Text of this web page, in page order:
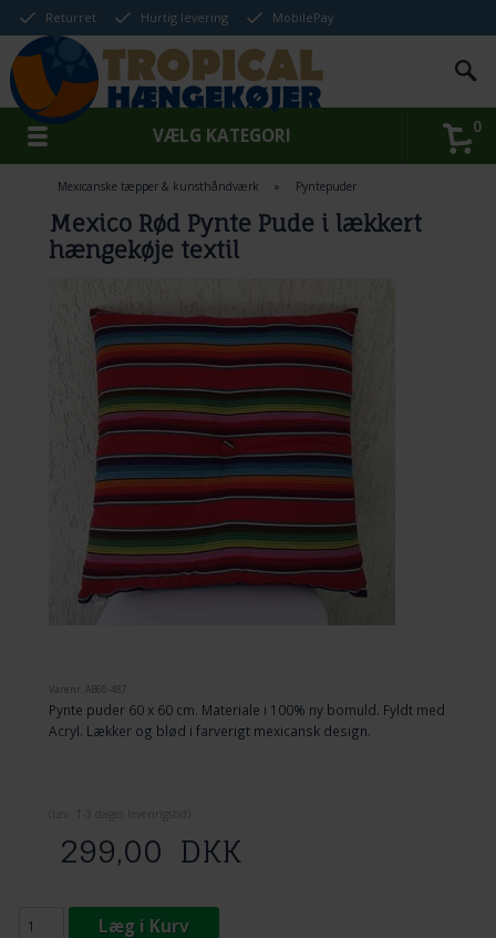
Returret Hurtig levering MobilePay
0
VÆLG KATEGORI
Mexicanske tæpper & kunsthåndværk » Pyntepuder
Mexico Rød Pynte Pude i lækkert
hængekøje textil
Varenr. AB60-487
Pynte puder 60 x 60 cm. Materiale i 100% ny bomuld. Fyldt med
Acryl. Lækker og blød i farverigt mexicansk design.
299,00 DKK
Læg i Kurv